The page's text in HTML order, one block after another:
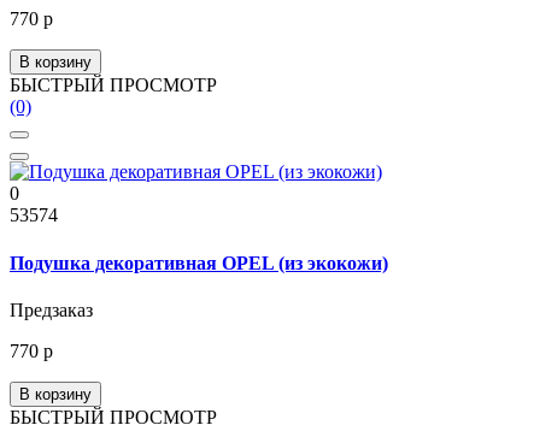
770 р
В корзину
БЫСТРЫЙ ПРОСМОТР
(0)
0
53574
Подушка декоративная OPEL (из экокожи)
Предзаказ
770 р
В корзину
БЫСТРЫЙ ПРОСМОТР